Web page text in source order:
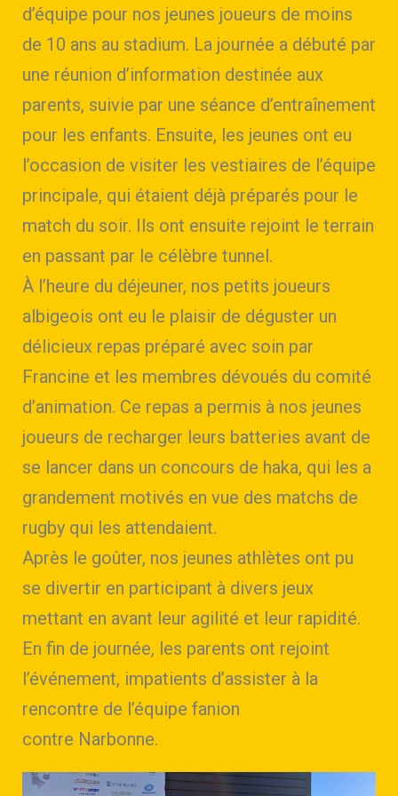
d’équipe pour nos jeunes joueurs de moins
de 10 ans au stadium. La journée a débuté par
une réunion d’information destinée aux
parents, suivie par une séance d’entraînement
pour les enfants. Ensuite, les jeunes ont eu
l’occasion de visiter les vestiaires de l’équipe
principale, qui étaient déjà préparés pour le
match du soir. Ils ont ensuite rejoint le terrain
en passant par le célèbre tunnel.
À l’heure du déjeuner, nos petits joueurs
albigeois ont eu le plaisir de déguster un
délicieux repas préparé avec soin par
Francine et les membres dévoués du comité
d’animation. Ce repas a permis à nos jeunes
joueurs de recharger leurs batteries avant de
se lancer dans un concours de haka, qui les a
grandement motivés en vue des matchs de
rugby qui les attendaient.
Après le goûter, nos jeunes athlètes ont pu
se divertir en participant à divers jeux
mettant en avant leur agilité et leur rapidité.
En fin de journée, les parents ont rejoint
l’événement, impatients d’assister à la
rencontre de l’équipe fanion
contre Narbonne.